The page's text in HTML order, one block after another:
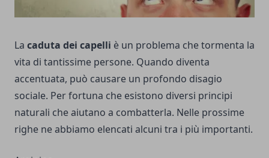
La caduta dei capelli è un problema che tormenta la
vita di tantissime persone. Quando diventa
accentuata, può causare un profondo disagio
sociale. Per fortuna che esistono diversi principi
naturali che aiutano a combatterla. Nelle prossime
righe ne abbiamo elencati alcuni tra i più importanti.